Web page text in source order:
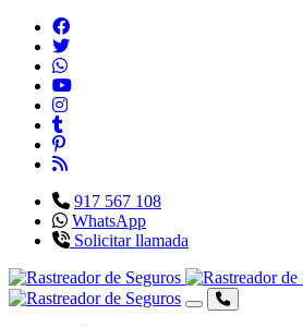
917 567 108
WhatsApp
Solicitar llamada